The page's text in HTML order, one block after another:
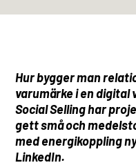
Hur bygger man
varumärke i en digital
Social Selling har
gett små och
med energikoppling
LinkedIn.